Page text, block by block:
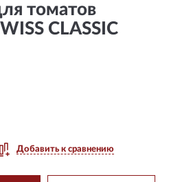
томатов
CLASSIC
Добавить к сравнению